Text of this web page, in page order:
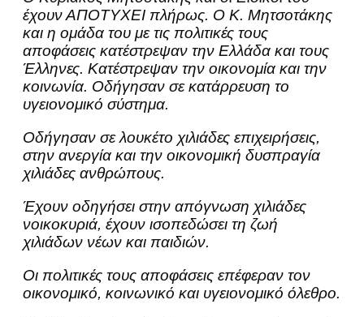
έχουν ΑΠΟΤΥΧΕΙ πλήρως. Ο Κ. Μητσοτάκης
και η ομάδα του με τις πολιτικές τους
αποφάσεις κατέστρεψαν την Ελλάδα και τους
Έλληνες. Κατέστρεψαν την οικονομία και την
κοινωνία. Οδήγησαν σε κατάρρευση το
υγειονομικό σύστημα.
Οδήγησαν σε λουκέτο χιλιάδες επιχειρήσεις,
στην ανεργία και την οικονομική δυσπραγία
χιλιάδες ανθρώπους.
Έχουν οδηγήσει στην απόγνωση χιλιάδες
νοικοκυριά, έχουν ισοπεδώσει τη ζωή
χιλιάδων νέων και παιδιών.
Οι πολιτικές τους αποφάσεις επέφεραν τον
οικονομικό, κοινωνικό και υγειονομικό όλεθρο.